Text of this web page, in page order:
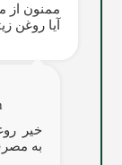
ممنون از
آیا روغن
خیر
به